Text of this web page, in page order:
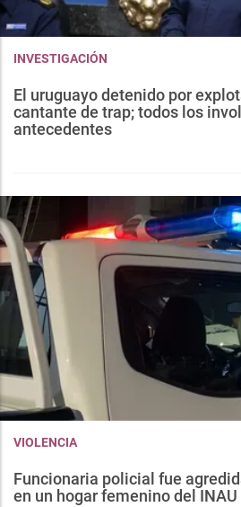
INVESTIGACIÓN
El uruguayo detenido por
cantante de trap; todos los
antecedentes
VIOLENCIA
Funcionaria policial fue
en un hogar femenino del INAU